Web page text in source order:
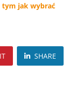
tym jak wybrać
SHARE